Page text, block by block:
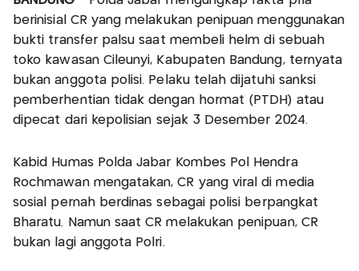
berinisial CR yang melakukan penipuan menggunakan
bukti transfer palsu saat membeli helm di sebuah
toko kawasan Cileunyi, Kabupaten Bandung, ternyata
bukan anggota polisi. Pelaku telah dijatuhi sanksi
pemberhentian tidak dengan hormat (PTDH) atau
dipecat dari kepolisian sejak 3 Desember 2024.
Kabid Humas Polda Jabar Kombes Pol Hendra
Rochmawan mengatakan, CR yang viral di media
sosial pernah berdinas sebagai polisi berpangkat
Bharatu. Namun saat CR melakukan penipuan, CR
bukan lagi anggota Polri.